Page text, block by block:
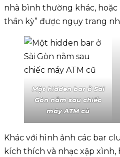
nhà bình thường khác, hoặc
thần kỳ” được ngụy trang
Một hidden bar ở Sài
Gòn nằm sau chiếc
máy ATM cũ
Khác với hình ảnh các bar
kích thích và nhạc xập